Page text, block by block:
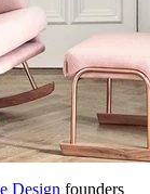
Design founders